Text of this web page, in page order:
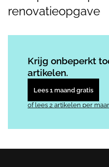
renovatieopgave
Krijg onbeperkt
artikelen.
Lees 1 maand gratis
of lees 2 artikelen per